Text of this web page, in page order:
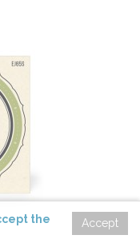
Accept
the